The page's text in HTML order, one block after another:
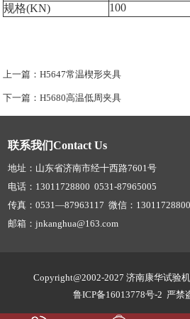
规格(KN)
100
上一篇：H5647常温楔形夹具
下一篇：H5680高温低周夹具
联系我们Contact Us
地址：山东省济南市经十西路7601号
电话：13011728800 0531-87965005
传真：0531—87963117 微信：13011728800
邮箱：jnkanghua@163.com
Copyright@2002-2027 济南康华试验
鲁ICP备16013778号-2 严禁